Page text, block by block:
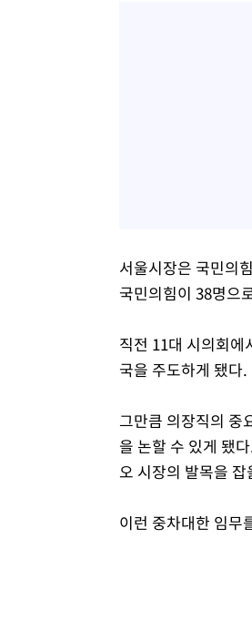
서울시장은 국민의
국민의힘이 38명으
직전 11대 시의회에
국을 주도하게 됐다.
그만큼 의장직의 중
을 논할 수 있게 됐
오 시장의 발목을
이런 중차대한 임무